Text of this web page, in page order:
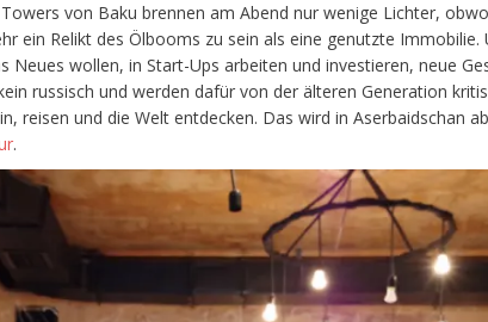
von Baku brennen am Abend nur wenige Lichter,
ein Relikt des Ölbooms zu sein als eine genutzte Immobilie.
Neues wollen, in Start-Ups arbeiten und investieren, neue
russisch und werden dafür von der älteren Generation
reisen und die Welt entdecken. Das wird in Aserbaidschan
.